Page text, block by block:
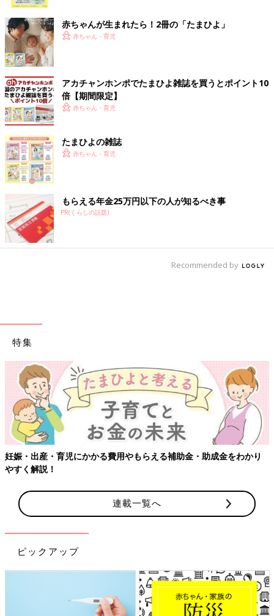
テーブルがついているので離乳食をあげやすく収納することもで
きるので片付けも楽でした」
使わない時は畳んで収納できて便利！「スマートエ
ンジェル」のソフトバスチェア
物をあまり増やしたくない35（＠sacco324）さん。スマートエ
ンジェルのソフトバスチェアをリビングに置いて、ベビーチェア
代わりに活用しています。
35（＠sacco324）さん
赤ちゃんが生まれたら！2冊の「たまひよ」
赤ちゃん・育児
アカチャンホンポでたまひよ雑誌を買うとポイント10
倍【期間限定】
赤ちゃん・育児
たまひよの雑誌
赤ちゃん・育児
もらえる年金25万円以下の人が知るべき事
PR(くらしの話題)
Recommended by
特集
妊娠・出産・育児にかかる費用やもらえる補助金・助成金をわかり
やすく解説！
連載一覧へ
ピックアップ